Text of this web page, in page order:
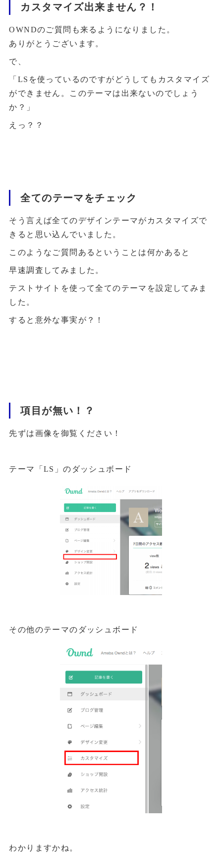
カスタマイズ出来ません？！
OWNDのご質問も来るようになりました。
ありがとうございます。
で、
「LSを使っているのですがどうしてもカスタマイズ
ができません。このテーマは出来ないのでしょう
か？」
えっ？？
全てのテーマをチェック
そう言えば全てのデザインテーマがカスタマイズで
きると思い込んでいました。
このようなご質問あるということは何かあると
早速調査してみました。
テストサイトを使って全てのテーマを設定してみま
した。
すると意外な事実が？！
項目が無い！？
先ずは画像を御覧ください！
テーマ「LS」のダッシュボード
その他のテーマのダッシュボード
わかりますかね。